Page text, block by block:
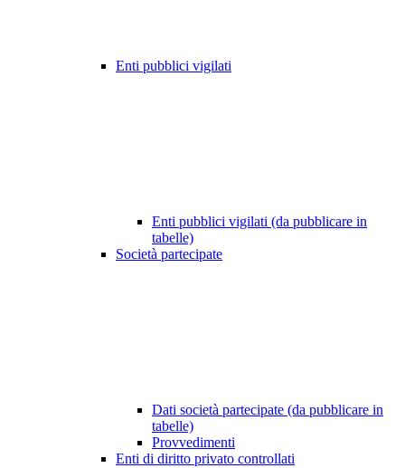
Enti pubblici vigilati
Enti pubblici vigilati (da pubblicare in
tabelle)
Società partecipate
Dati società partecipate (da pubblicare in
tabelle)
Provvedimenti
Enti di diritto privato controllati